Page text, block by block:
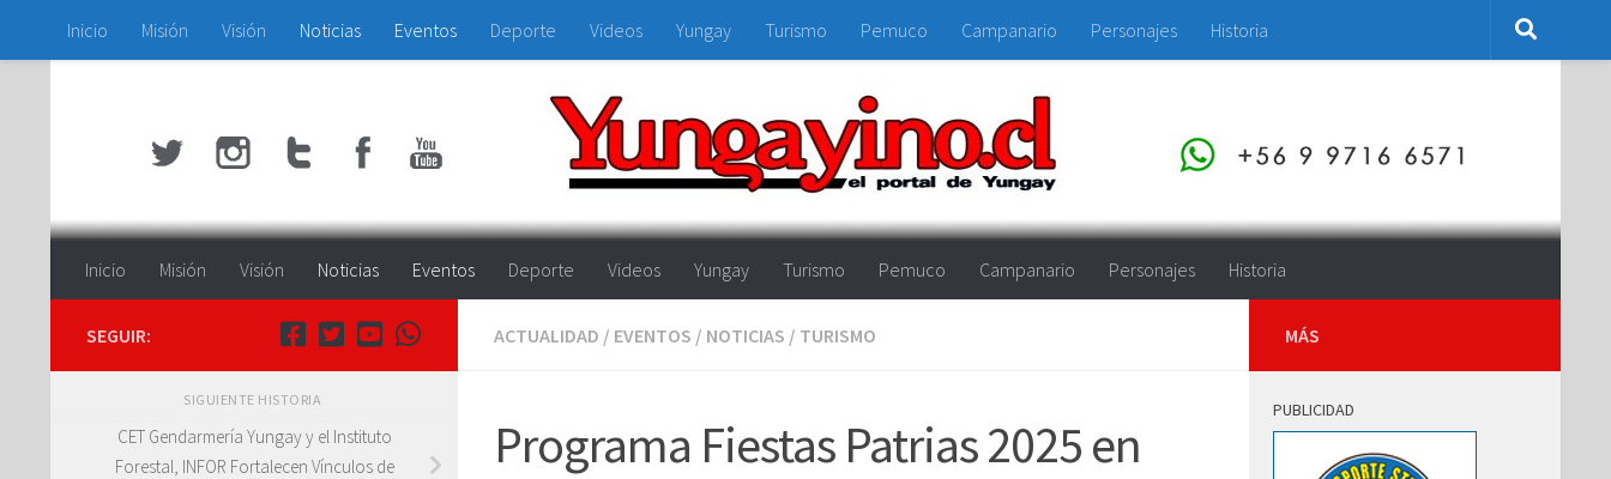
Saltar al contenido
Inicio Misión Visión Noticias Eventos Deporte Videos Yungay Turismo Pemuco Campanario Personajes Historia
Inicio Misión Visión Noticias Eventos Deporte Videos Yungay Turismo Pemuco Campanario Personajes Historia
ACTUALIDAD / EVENTOS / NOTICIAS / TURISMO
Programa Fiestas Patrias 2025 en
SEGUIR:
SIGUIENTE HISTORIA
CET Gendarmería Yungay y el Instituto
Forestal, INFOR Fortalecen Vínculos de
MÁS
PUBLICIDAD